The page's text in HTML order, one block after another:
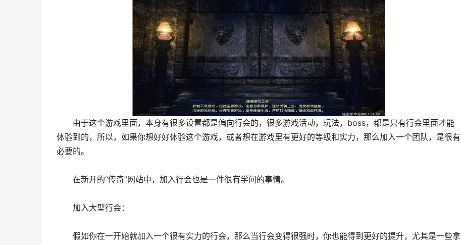
由于这个游戏里面，本身有很多设置都是偏向行会的，很多游戏活动，玩法，boss，都是只有行会里面才能
体验到的，所以，如果你想好好体验这个游戏，或者想在游戏里有更好的等级和实力，那么加入一个团队，是很有
必要的。
在新开的“传奇”网站中，加入行会也是一件很有学问的事情。
加入大型行会：
假如你在一开始就加入一个很有实力的行会，那么当行会变得很强时，你也能得到更好的提升，尤其是一些拿